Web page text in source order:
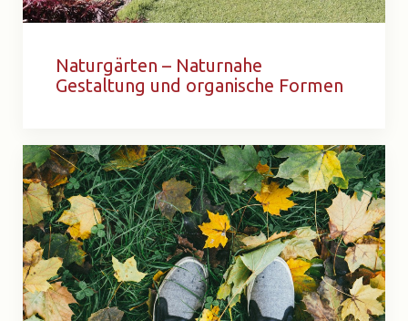
Naturgärten – Naturnahe
Gestaltung und organische Formen